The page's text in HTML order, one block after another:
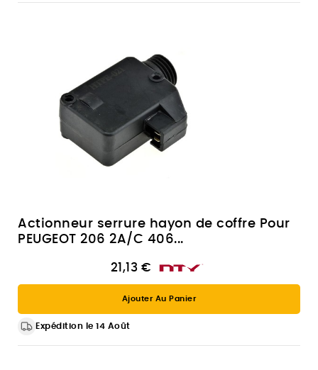
Actionneur serrure hayon de coffre Pour
PEUGEOT 206 2A/C 406...
21,13 €
Ajouter Au Panier
Expédition le 14 Août